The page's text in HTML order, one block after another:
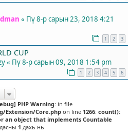
« Пү 8-р сарын 23, 2018 4:21
1 2 3
CUP
« Пү 8-р сарын 09, 2018 1:54 pm
1 2 3 4 5 6
PHP Warning: in file
Extension/Core.phpon line 1266: count():
an object that implements Countable
1 дахь нь